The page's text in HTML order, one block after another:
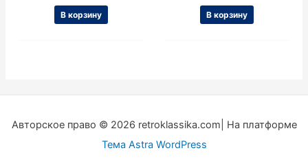
В корзину В корзину
Авторское право © 2026 retroklassika.com| На платформе
Тема Astra WordPress